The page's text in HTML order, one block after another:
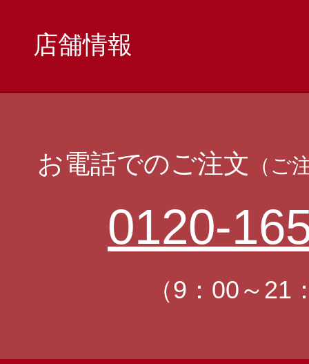
店舗情報
お電話でのご注文 （ご
0120-
（9：00～21